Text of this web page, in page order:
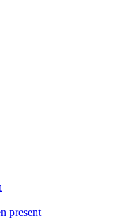
present